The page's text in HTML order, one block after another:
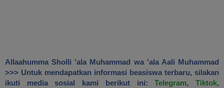
Allaahumma Sholli 'ala Muhammad wa 'ala Aali Muhammad
>>> Untuk mendapatkan informasi beasiswa terbaru, silakan
ikuti media sosial kami berikut ini:Telegram,Tiktok,